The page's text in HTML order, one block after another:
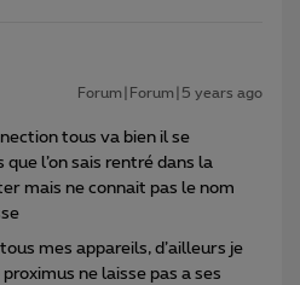
Forum|Forum|5 years ago
tous va bien il se
l’on sais rentré dans la
mais ne connait pas le nom
mes appareils, d’ailleurs je
ne laisse pas a ses